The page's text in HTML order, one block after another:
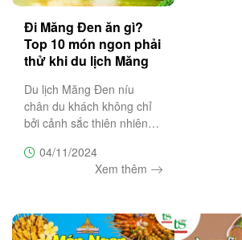
Đi Măng Đen ăn gì?
Top 10 món ngon phải
thử khi du lịch Măng
Du lịch Măng Đen níu
chân du khách không chỉ
bởi cảnh sắc thiên nhiên
mộng. Mà hơn hết nơi đây
còn mang đến trải nghiệm
đậm
04/11/2024
Xem thêm